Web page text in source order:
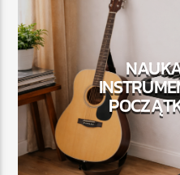
TERAZ
RADIO
00:00 24:00